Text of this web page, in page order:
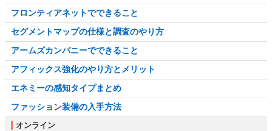
フロンティアネットでできること
セグメントマップの仕様と調査のやり方
アームズカンパニーでできること
アフィックス強化のやり方とメリット
エネミーの感知タイプまとめ
ファッション装備の入手方法
オンライン